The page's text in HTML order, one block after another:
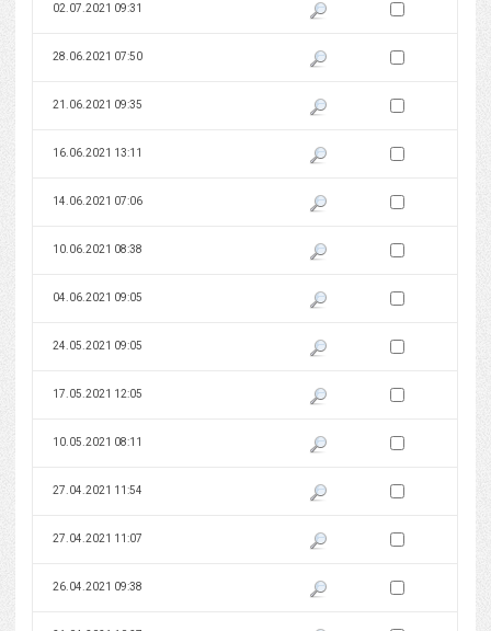
02.07.2021 09:31 Pokaż podgląd wersji z dnia
Zaznacz wersję do
28.06.2021 07:50 Pokaż podgląd wersji z dnia
Zaznacz wersję do
21.06.2021 09:35 Pokaż podgląd wersji z dnia
Zaznacz wersję do
16.06.2021 13:11 Pokaż podgląd wersji z dnia
Zaznacz wersję do
14.06.2021 07:06 Pokaż podgląd wersji z dnia
Zaznacz wersję do
10.06.2021 08:38 Pokaż podgląd wersji z dnia
Zaznacz wersję do
04.06.2021 09:05 Pokaż podgląd wersji z dnia
Zaznacz wersję do
24.05.2021 09:05 Pokaż podgląd wersji z dnia
Zaznacz wersję do
17.05.2021 12:05 Pokaż podgląd wersji z dnia
Zaznacz wersję do
10.05.2021 08:11 Pokaż podgląd wersji z dnia
Zaznacz wersję do
27.04.2021 11:54 Pokaż podgląd wersji z dnia
Zaznacz wersję do
27.04.2021 11:07 Pokaż podgląd wersji z dnia
Zaznacz wersję do
26.04.2021 09:38 Pokaż podgląd wersji z dnia
Zaznacz wersję do